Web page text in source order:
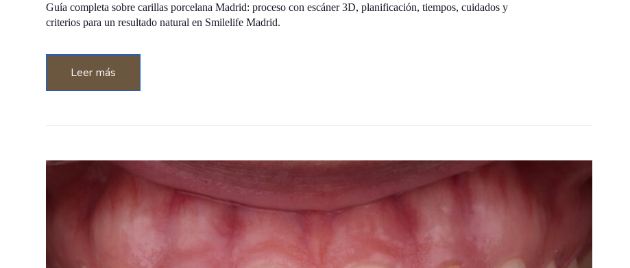
Guía completa sobre carillas porcelana Madrid: proceso con escáner 3D, planificación, tiempos, cuidados y
criterios para un resultado natural en Smilelife Madrid.
Leer más